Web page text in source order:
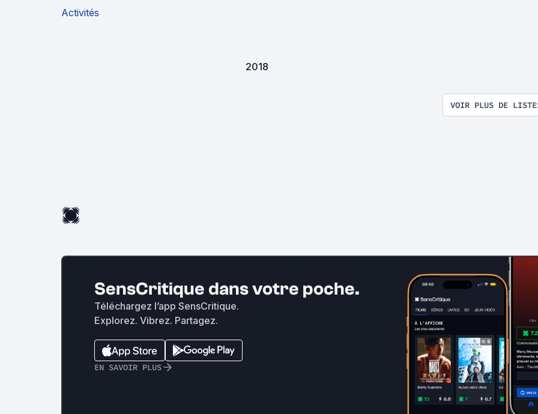
Activités
2018
VOIR PLUS DE
SensCritique dans votre poche.
Téléchargez l’app SensCritique.
Explorez. Vibrez. Partagez.
EN SAVOIR PLUS